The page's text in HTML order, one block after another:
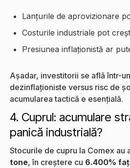
Lanțurile de aprovizionare
Costurile industriale pot
Presiunea inflaționistă ar
Așadar, investitorii se află într-
dezinflaționiste versus risc de
acumularea tactică e esențială.
4. Cuprul: acumulare
panică industrială?
Stocurile de cupru la Comex au
tone, în creștere cu 6.400%